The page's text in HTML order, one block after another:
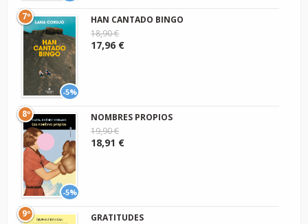
-5%
7º
HAN CANTADO BINGO
18,90 €
17,96 €
-5%
8º
NOMBRES PROPIOS
19,90 €
18,91 €
9º
GRATITUDES